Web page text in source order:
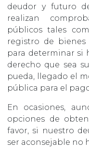
deudor y futuro
realizan
públicos tales
registro de bienes
para determinar si
derecho que sea
pueda, llegado el
pública para el
En ocasiones,
opciones de
favor, si nuestro
ser aconsejable no